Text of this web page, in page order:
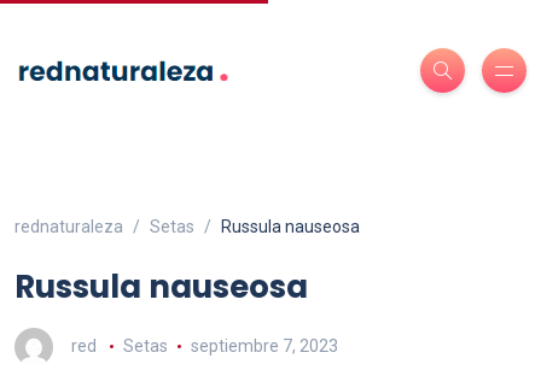
rednaturaleza Setas Russula nauseosa
Russula nauseosa
red Setas septiembre 7, 2023